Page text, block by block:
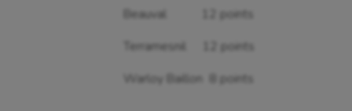
Beauval 12 points
Terramesnil 12 points
Warloy Baillon 8 points